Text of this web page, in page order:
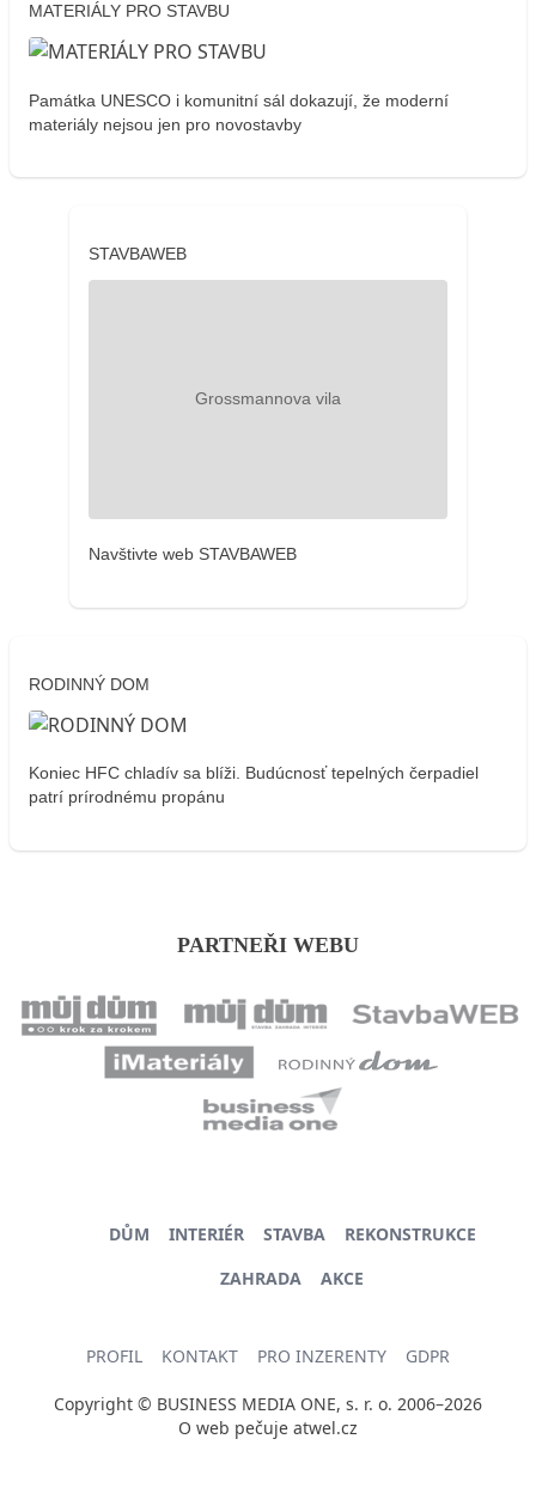
MATERIÁLY PRO STAVBU
Památka UNESCO i komunitní sál dokazují, že moderní
materiály nejsou jen pro novostavby
STAVBAWEB
Navštivte web STAVBAWEB
RODINNÝ DOM
Koniec HFC chladív sa blíži. Budúcnosť tepelných čerpadiel
patrí prírodnému propánu
PARTNEŘI WEBU
DŮM INTERIÉR STAVBA
REKONSTRUKCE
ZAHRADA
AKCE
PROFIL KONTAKT PRO INZERENTY GDPR
Copyright © BUSINESS MEDIA ONE, s. r. o. 2006–2026